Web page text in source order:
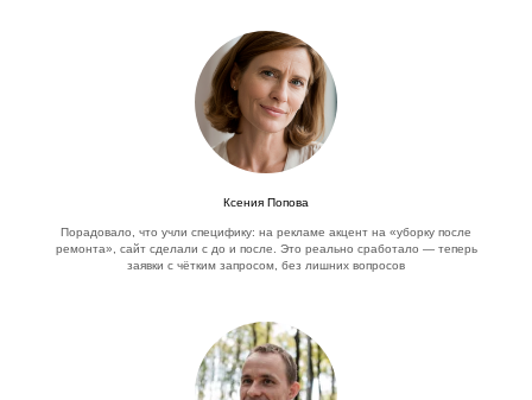
Ксения Попова
Порадовало, что учли специфику: на рекламе акцент на «уборку после
ремонта», сайт сделали с до и после. Это реально сработало — теперь
заявки с чётким запросом, без лишних вопросов